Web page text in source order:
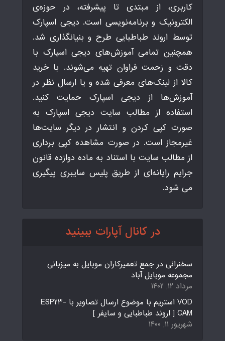
کاربری، از مبتدی تا پیشرفته، در حوزه‌ی
الکترونیک و برنامه‌نویسی است. دیجی اسپارک
توسط اروند طباطبایی طرح و بنیانگذاری شد.
همچنین تمامی آموزش‌های دیجی اسپارک با
دقت و زحمت فراوان تهیه می‌شوند. با خرید
کالا از لینک‌های معرفی شده و یا ارسال نظر در
آموزش‌ها از دیجی اسپارک حمایت کنید.
استفاده از مطالب سایت دیجی اسپارک به
صورت کپی کردن و انتشار در دیگر سایت‌ها
غیرمجاز است. در صورت مشاهده کپی برداری
از مطالب سایت با استناد به ماده دوازده قانون
جرایم رایانه‌ای از طریق پلیس سایبری پیگیری
می شود.
در کانال آپارات ببینید
سخنرانی در جمع تعمیرکاران موبایل به میزبانی
مجموعه موبایل آباد
مرداد ۱۲, ۱۴۰۲
VOD استریم با موضوع ارسال تصاویر با ESP23-
CAM [ اروند طباطبایی و سایفر ]
شهریور ۱۱, ۱۴۰۰